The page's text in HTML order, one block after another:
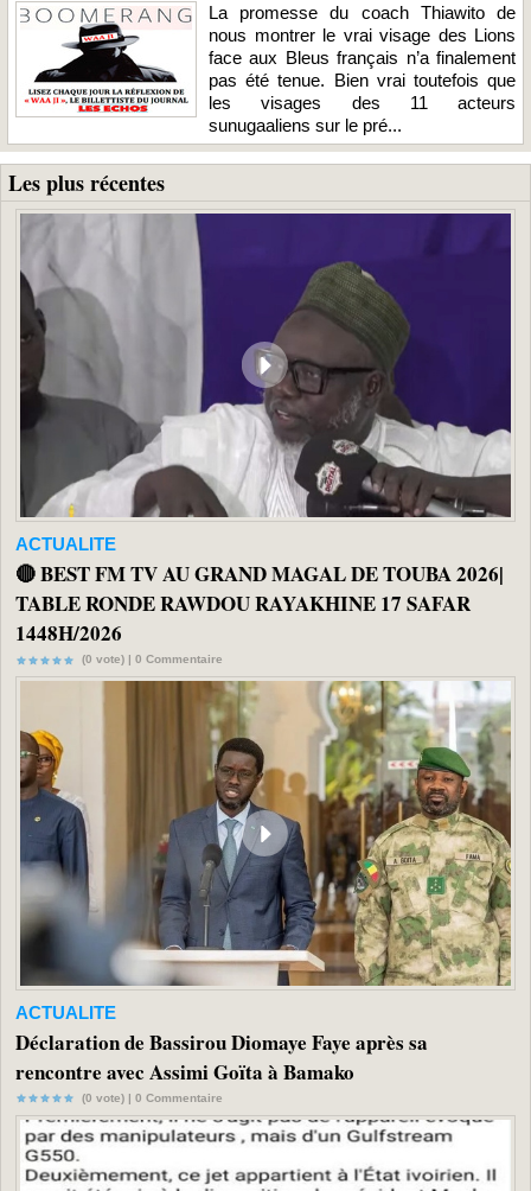
La promesse du coach Thiawito de
nous montrer le vrai visage des Lions
face aux Bleus français n’a finalement
pas été tenue. Bien vrai toutefois que
les visages des 11 acteurs
sunugaaliens sur le pré...
Les plus récentes
ACTUALITE
🔴 BEST FM TV AU GRAND MAGAL DE TOUBA 2026|
TABLE RONDE RAWDOU RAYAKHINE 17 SAFAR
1448H/2026
(0 vote) | 0 Commentaire
ACTUALITE
Déclaration de Bassirou Diomaye Faye après sa
rencontre avec Assimi Goïta à Bamako
(0 vote) | 0 Commentaire